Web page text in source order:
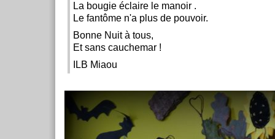
La bougie éclaire le manoir .
Le fantôme n'a plus de pouvoir.
Bonne Nuit à tous,
Et sans cauchemar !
ILB Miaou